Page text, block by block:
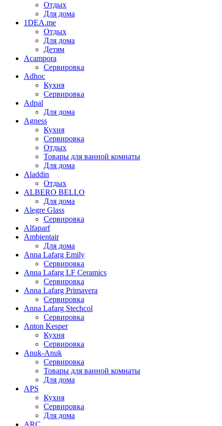
Отдых
Для дома
1DEA.me
Отдых
Для дома
Детям
Acampora
Сервировка
Adhoc
Кухня
Сервировка
Adpal
Для дома
Agness
Кухня
Сервировка
Отдых
Товары для ванной комнаты
Для дома
Aladdin
Отдых
ALBERO BELLO
Для дома
Alegre Glass
Сервировка
Alfaparf
Ambientair
Для дома
Anna Lafarg Emily
Сервировка
Anna Lafarg LF Ceramics
Сервировка
Anna Lafarg Primavera
Сервировка
Anna Lafarg Stechcol
Сервировка
Anton Kesper
Кухня
Сервировка
Anuk-Anuk
Сервировка
Товары для ванной комнаты
Для дома
APS
Кухня
Сервировка
Для дома